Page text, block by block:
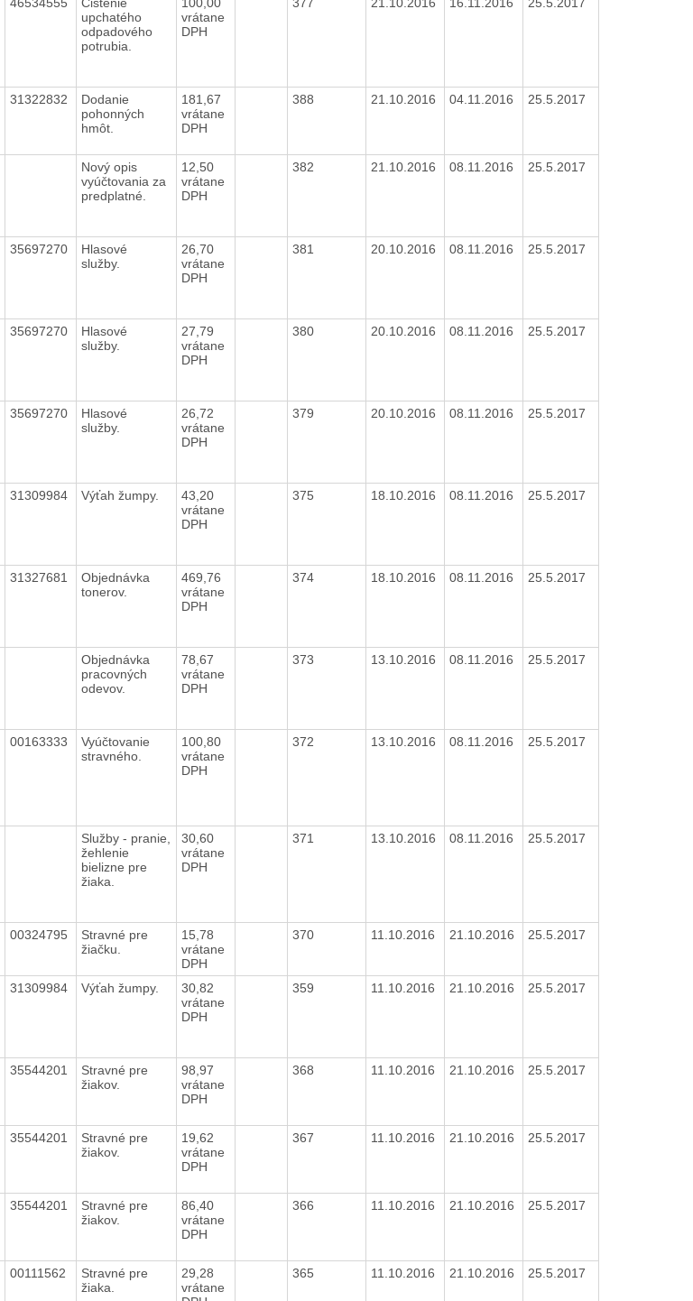
upchatého
odpadového
potrubia.
vrátane
DPH
31322832
Dodanie
pohonných
hmôt.
181,67
vrátane
DPH
388 21.10.2016 04.11.2016 25.5.2017
Nový opis
vyúčtovania za
predplatné.
12,50
vrátane
DPH
382 21.10.2016 08.11.2016 25.5.2017
35697270
Hlasové
služby.
26,70
vrátane
DPH
381 20.10.2016 08.11.2016 25.5.2017
35697270
Hlasové
služby.
27,79
vrátane
DPH
380 20.10.2016 08.11.2016 25.5.2017
35697270
Hlasové
služby.
26,72
vrátane
DPH
379 20.10.2016 08.11.2016 25.5.2017
31309984 Výťah žumpy.
43,20
vrátane
DPH
375 18.10.2016 08.11.2016 25.5.2017
31327681
Objednávka
tonerov.
469,76
vrátane
DPH
374 18.10.2016 08.11.2016 25.5.2017
Objednávka
pracovných
odevov.
78,67
vrátane
DPH
373 13.10.2016 08.11.2016 25.5.2017
00163333
Vyúčtovanie
stravného.
100,80
vrátane
DPH
372 13.10.2016 08.11.2016 25.5.2017
Služby - pranie,
žehlenie
bielizne pre
žiaka.
30,60
vrátane
DPH
371 13.10.2016 08.11.2016 25.5.2017
00324795
Stravné pre
žiačku.
15,78
vrátane
DPH
370 11.10.2016 21.10.2016 25.5.2017
31309984 Výťah žumpy.
30,82
vrátane
DPH
359 11.10.2016 21.10.2016 25.5.2017
35544201
Stravné pre
žiakov.
98,97
vrátane
DPH
368 11.10.2016 21.10.2016 25.5.2017
35544201
Stravné pre
žiakov.
19,62
vrátane
DPH
367 11.10.2016 21.10.2016 25.5.2017
35544201
Stravné pre
žiakov.
86,40
vrátane
DPH
366 11.10.2016 21.10.2016 25.5.2017
00111562
Stravné pre
žiaka.
29,28
vrátane
365 11.10.2016 21.10.2016 25.5.2017